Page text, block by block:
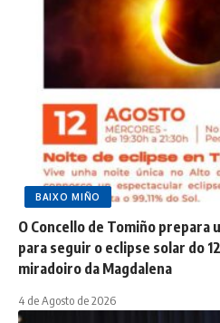
BAIXO MIÑO
O Concello de Tomiño prepara
para seguir o eclipse solar do
miradoiro da Magdalena
4 de Agosto de 2026